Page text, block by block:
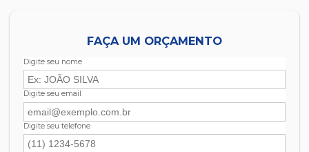
FAÇA UM ORÇAMENTO
Digite seu nome
Digite seu email
Digite seu telefone